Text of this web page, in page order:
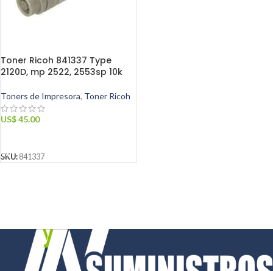
Toner Ricoh 841337 Type
2120D, mp 2522, 2553sp 10k
Toners de Impresora, Toner Ricoh
US$45.00
SKU: 841337